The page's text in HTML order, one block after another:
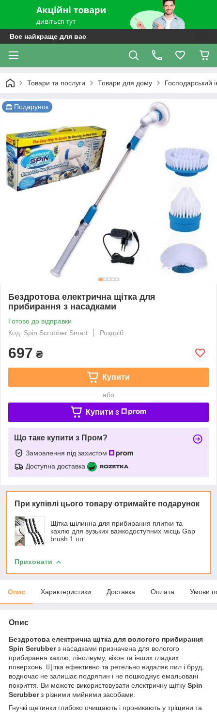
Все найкраще для вас
Товари та послуги Товари для дому Господарський
Подарунок
Бездротова електрична щітка для
прибирання з насадками
Готово до відправки
Код: Spin Scrubber Smart
Роздріб
697 ₴
Купити
або
Купити з
Що таке купити з Пром?
Замовлення під захистом
Доступна доставка
При купівлі цього товару отримайте подарунок
Щітка щілинна для прибирання плитки та
кахлю для вузьких важкодоступних місць Gap
brush 1 шт
Приховати
Опис Характеристики Доставка Оплата Умови
Опис
Бездротова електрична щітка для вологого прибирання
Spin Scrubberз насадками призначена для вологого
прибирання кахлю, лінолеуму, вікон та інших гладких
поверхонь. Щітка ефективно та ретельно видаляє пил і бруд,
водночас не залишає подряпин і не пошкоджує емальовані
покриття. Ви можете використовувати електричну щітку Spin
Scrubberз різними мийними засобами.
Гнучкі щетинки глибоко очищають і проникають у тріщини та